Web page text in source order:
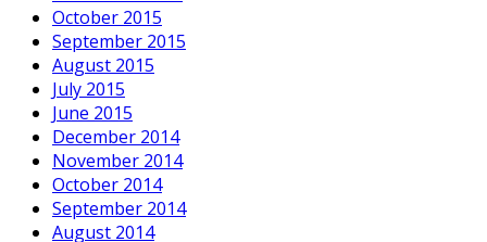
October 2015
September 2015
August 2015
July 2015
June 2015
December 2014
November 2014
October 2014
September 2014
August 2014